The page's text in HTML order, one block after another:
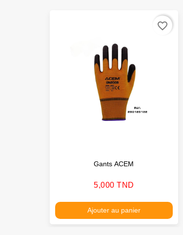
Gants ACEM
Prix
5,000 TND
Ajouter au panier
favorite_border